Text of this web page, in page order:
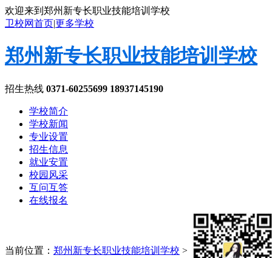
欢迎来到郑州新专长职业技能培训学校
卫校网首页|更多学校
郑州新专长职业技能培训学校
招生热线 0371-60255699 18937145190
学校简介
学校新闻
专业设置
招生信息
就业安置
校园风采
互问互答
在线报名
当前位置： 郑州新专长职业技能培训学校 > 学校新闻